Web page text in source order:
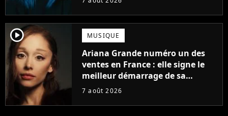
player2 MUSIQUE
Ariana Grande numéro un des
ventes en France : elle signe le
meilleur démarrage de sa
carrière avec son album Petal
7 août 2026